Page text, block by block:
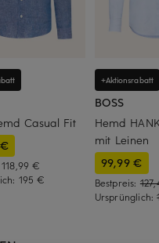
Casual Fit
118,99 €
195 €
+Aktionsrabatt
BOSS
Hemd
mit Leinen
99,99 €
Bestpreis:
Ursprünglich: